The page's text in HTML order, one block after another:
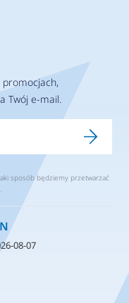
Twój e-mail.
sposób będziemy przetwarzać
08-07